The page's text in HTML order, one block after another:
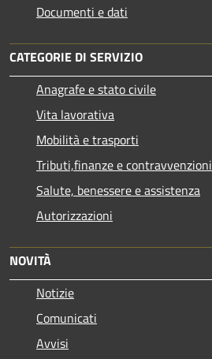
Documenti e dati
CATEGORIE DI SERVIZIO
Anagrafe e stato civile
Vita lavorativa
Mobilità e trasporti
Tributi,finanze e contravvenzioni
Salute, benessere e assistenza
Autorizzazioni
NOVITÀ
Notizie
Comunicati
Avvisi